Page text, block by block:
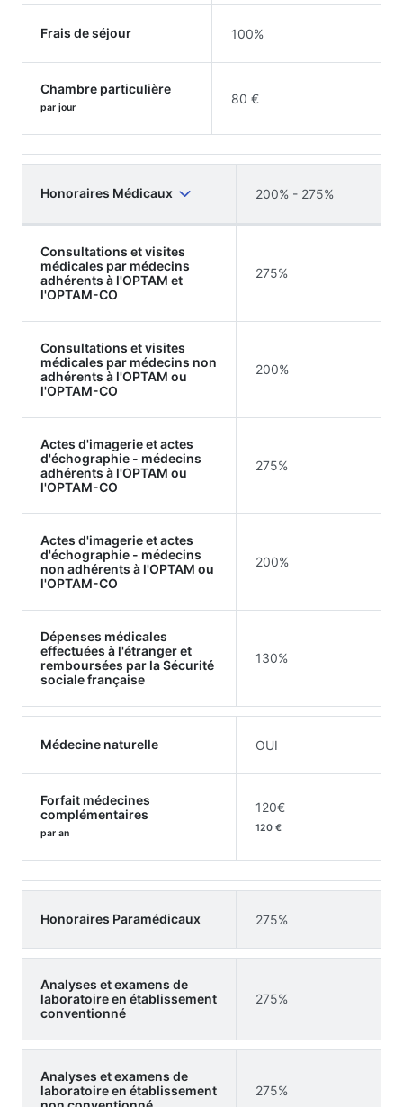
Frais de séjour 100%
Chambre particulière
par jour
80 €
Honoraires Médicaux 200% - 275%
Consultations et visites
médicales par médecins
adhérents à l'OPTAM et
l'OPTAM-CO
275%
Consultations et visites
médicales par médecins non
adhérents à l'OPTAM ou
l'OPTAM-CO
200%
Actes d'imagerie et actes
d'échographie - médecins
adhérents à l'OPTAM ou
l'OPTAM-CO
275%
Actes d'imagerie et actes
d'échographie - médecins
non adhérents à l'OPTAM ou
l'OPTAM-CO
200%
Dépenses médicales
effectuées à l'étranger et
remboursées par la Sécurité
sociale française
130%
Médecine naturelle OUI
Forfait médecines
complémentaires
par an
120€
120 €
Honoraires Paramédicaux 275%
Analyses et examens de
laboratoire en établissement
conventionné
275%
Analyses et examens de
laboratoire en établissement
275%